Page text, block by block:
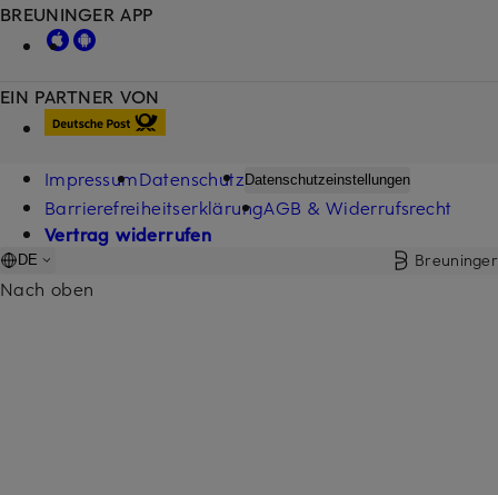
EIN PARTNER VON
BREUNINGER APP
ImpressumDatenschutz Datenschutzeinstellungen
BarrierefreiheitserklärungAGB & Widerrufsrecht
Vertrag widerrufen
DE Breuninger
Nach oben